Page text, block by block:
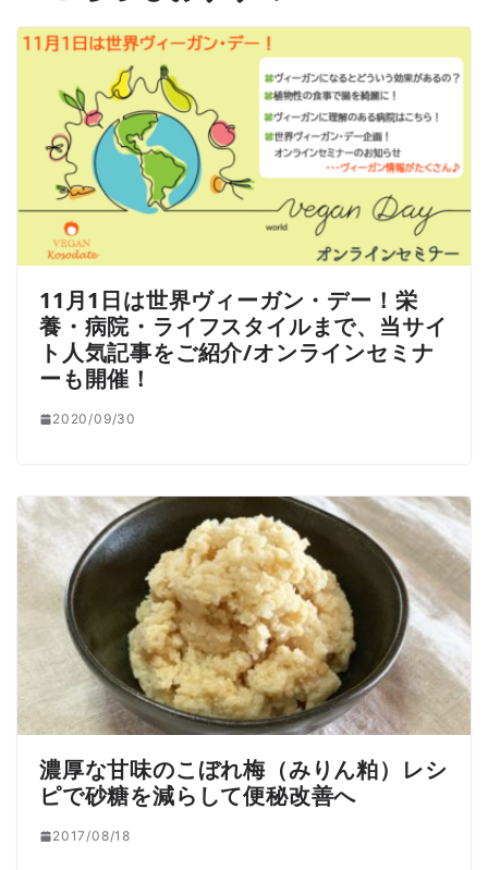
11月1日は世界ヴィーガン・デー！栄
養・病院・ライフスタイルまで、当サイ
ト人気記事をご紹介/オンラインセミナ
ーも開催！
2020/09/30
濃厚な甘味のこぼれ梅（みりん粕）レシ
ピで砂糖を減らして便秘改善へ
2017/08/18